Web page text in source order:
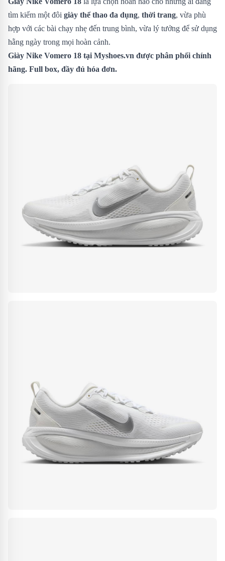
tìm kiếm một đôi giày thể thao đa dụng, thời trang, vừa phù
hợp với các bài chạy nhẹ đến trung bình, vừa lý tưởng để sử dụng
hằng ngày trong mọi hoàn cảnh.
Giày Nike Vomero 18 tại Myshoes.vn được phân phối chính
hãng. Full box, đầy đủ hóa đơn.